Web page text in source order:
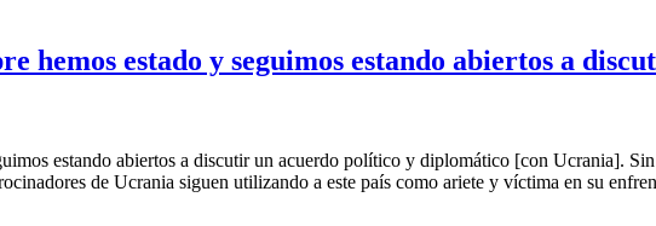
hemos estado y seguimos estando abiertos a
estando abiertos a discutir un acuerdo político y diplomático [con Ucrania].
de Ucrania siguen utilizando a este país como ariete y víctima en su